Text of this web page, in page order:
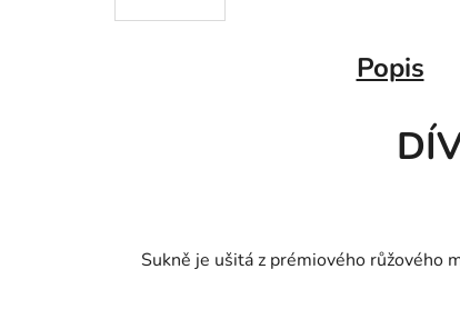
Popis
Sukně je ušitá z prémiového růžového